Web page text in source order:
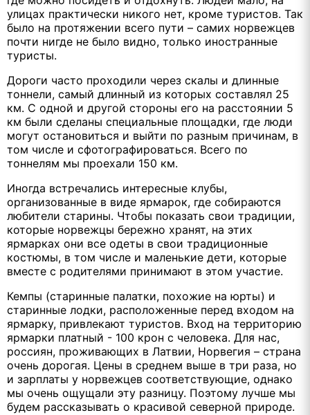
улицах практически никого нет, кроме туристов. Так
было на протяжении всего пути – самих норвежцев
почти нигде не было видно, только иностранные
туристы.
Дороги часто проходили через скалы и длинные
тоннели, самый длинный из которых составлял 25
км. С одной и другой стороны его на расстоянии 5
км были сделаны специальные площадки, где люди
могут остановиться и выйти по разным причинам, в
том числе и сфотографироваться. Всего по
тоннелям мы проехали 150 км.
Иногда встречались интересные клубы,
организованные в виде ярмарок, где собираются
любители старины. Чтобы показать свои традиции,
которые норвежцы бережно хранят, на этих
ярмарках они все одеты в свои традиционные
костюмы, в том числе и маленькие дети, которые
вместе с родителями принимают в этом участие.
Кемпы (старинные палатки, похожие на юрты) и
старинные лодки, расположенные перед входом на
ярмарку, привлекают туристов. Вход на территорию
ярмарки платный - 100 крон с человека. Для нас,
россиян, проживающих в Латвии, Норвегия – страна
очень дорогая. Цены в среднем выше в три раза, но
и зарплаты у норвежцев соответствующие, однако
мы очень ощущали эту разницу. Поэтому лучше мы
будем рассказывать о красивой северной природе.